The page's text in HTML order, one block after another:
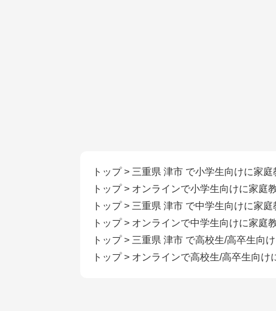
トップ> 三重県 津市 で小学生向けに家庭
トップ> オンラインで小学生向けに家庭
トップ> 三重県 津市 で中学生向けに家庭
トップ> オンラインで中学生向けに家庭
トップ> 三重県 津市 で高校生/高卒生向
トップ> オンラインで高校生/高卒生向け